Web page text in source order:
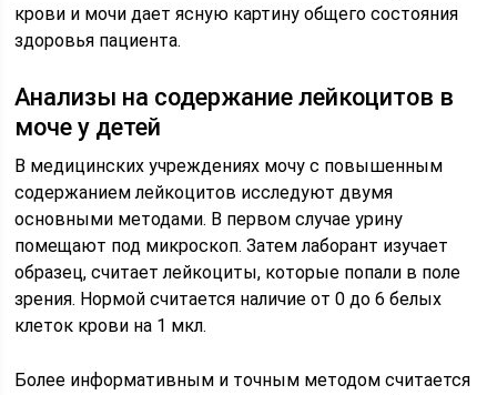
крови и мочи дает ясную картину общего состояния
здоровья пациента.
Анализы на содержание лейкоцитов в
моче у детей
В медицинских учреждениях мочу с повышенным
содержанием лейкоцитов исследуют двумя
основными методами. В первом случае урину
помещают под микроскоп. Затем лаборант изучает
образец, считает лейкоциты, которые попали в поле
зрения. Нормой считается наличие от 0 до 6 белых
клеток крови на 1 мкл.
Более информативным и точным методом считается